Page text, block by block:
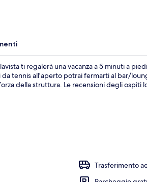
ti regalerà una vacanza a 5 minuti a
tennis all'aperto potrai fermarti al bar/
della struttura. Le recensioni degli ospiti
Trasferimento